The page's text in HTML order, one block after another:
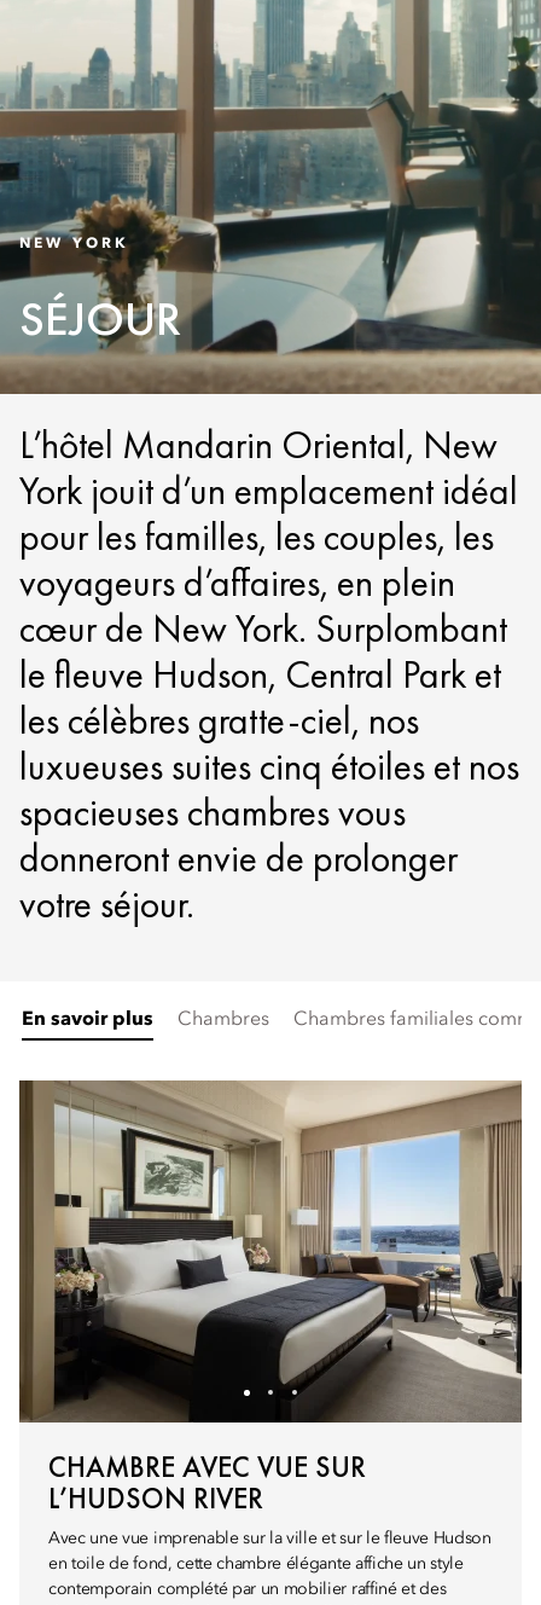
NEW YORK
SÉJOUR
L’hôtel Mandarin Oriental, New
York jouit d’un emplacement idéal
pour les familles, les couples, les
voyageurs d’affaires, en plein
cœur de New York. Surplombant
le fleuve Hudson, Central Park et
les célèbres gratte-ciel, nos
luxueuses suites cinq étoiles et nos
spacieuses chambres vous
donneront envie de prolonger
votre séjour.
En savoir plus Chambres Chambres familiales
CHAMBRE AVEC VUE SUR
L’HUDSON RIVER
Avec une vue imprenable sur la ville et sur le fleuve Hudson
en toile de fond, cette chambre élégante affiche un style
contemporain complété par un mobilier raffiné et des